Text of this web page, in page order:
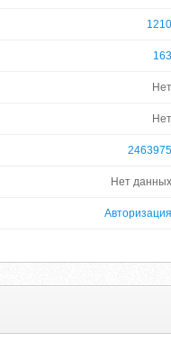
1210
163
Нет
Нет
2463975
Нет данных
Авторизация